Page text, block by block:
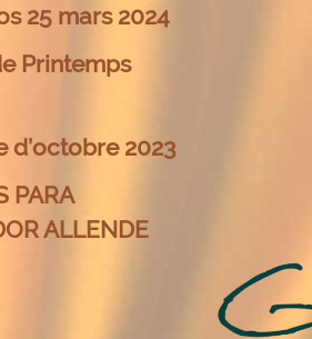
25 mars 2024
Printemps
d’octobre 2023
PARA
ALLENDE